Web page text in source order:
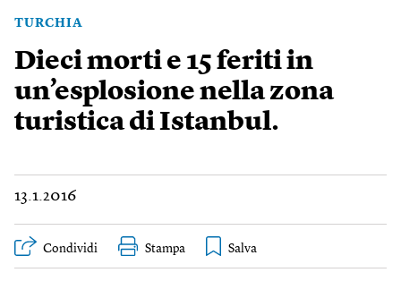
TURCHIA
Dieci morti e 15 feriti in
un’esplosione nella zona
turistica di Istanbul.
13.1.2016
Condividi Stampa